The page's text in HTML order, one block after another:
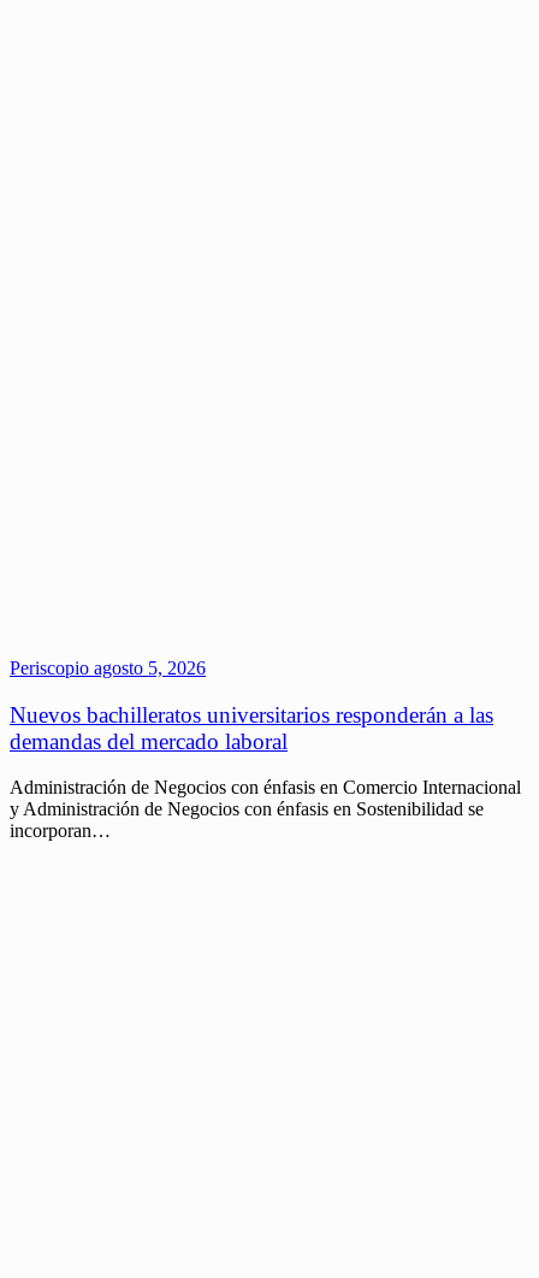
Periscopio agosto 5, 2026
Nuevos bachilleratos universitarios responderán a las
demandas del mercado laboral
Administración de Negocios con énfasis en Comercio Internacional
y Administración de Negocios con énfasis en Sostenibilidad se
incorporan…